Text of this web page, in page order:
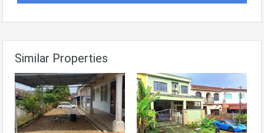
Similar Properties